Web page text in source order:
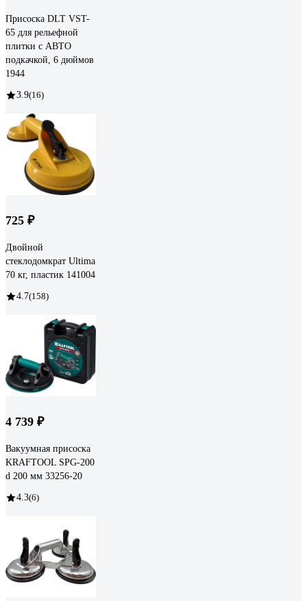
Присоска DLT VST-
65 для рельефной
плитки с АВТО
подкачкой, 6 дюймов
1944
3.9(16)
725 ₽
Двойной
стеклодомкрат Ultima
70 кг, пластик 141004
4.7(158)
4 739 ₽
Вакуумная присоска
KRAFTOOL SPG-200
d 200 мм 33256-20
4.3(6)